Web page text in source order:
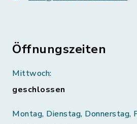
Öffnungszeiten
Mittwoch:
geschlossen
Montag, Dienstag, Donnerstag,